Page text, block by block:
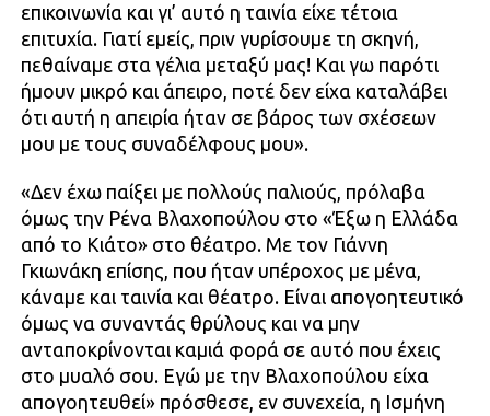
επικοινωνία και γι’ αυτό η ταινία είχε τέτοια
επιτυχία. Γιατί εμείς, πριν γυρίσουμε τη σκηνή,
πεθαίναμε στα γέλια μεταξύ μας! Και γω παρότι
ήμουν μικρό και άπειρο, ποτέ δεν είχα καταλάβει
ότι αυτή η απειρία ήταν σε βάρος των σχέσεων
μου με τους συναδέλφους μου».
«Δεν έχω παίξει με πολλούς παλιούς, πρόλαβα
όμως την Ρένα Βλαχοπούλου στο «Έξω η Ελλάδα
από το Κιάτο» στο θέατρο. Με τον Γιάννη
Γκιωνάκη επίσης, που ήταν υπέροχος με μένα,
κάναμε και ταινία και θέατρο. Είναι απογοητευτικό
όμως να συναντάς θρύλους και να μην
ανταποκρίνονται καμιά φορά σε αυτό που έχεις
στο μυαλό σου. Εγώ με την Βλαχοπούλου είχα
απογοητευθεί» πρόσθεσε, εν συνεχεία, η Ισμήνη